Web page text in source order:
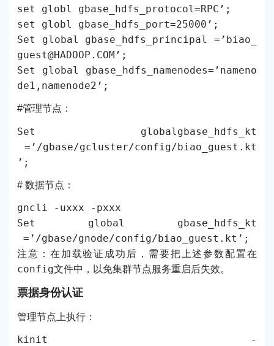
set globl gbase_hdfs_protocol=RPC’;
set globl gbase_hdfs_port=25000’;
Set global gbase_hdfs_principal =’biao_
guest@HADOOP.COM’;
Set global gbase_hdfs_namenodes=’nameno
de1,namenode2’;
#管理节点：
Set globalgbase_hdfs_kt
=’/gbase/gcluster/config/biao_guest.kt
’;
# 数据节点：
gncli -uxxx -pxxx
Set global gbase_hdfs_kt
=’/gbase/gnode/config/biao_guest.kt’;
注意：在加载验证成功后，需要把上述参数配置在
config文件中，以免集群节点服务重启后失效。
票据身份认证
管理节点上执行：
kinit -